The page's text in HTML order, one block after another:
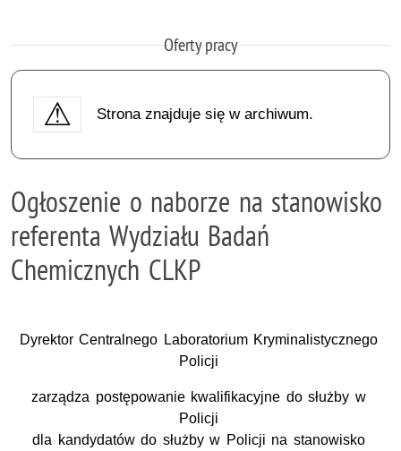
Oferty pracy
Strona znajduje się w archiwum.
Ogłoszenie o naborze na stanowisko
referenta Wydziału Badań
Chemicznych CLKP
Dyrektor Centralnego Laboratorium Kryminalistycznego
Policji
zarządza postępowanie kwalifikacyjne do służby w
Policji
dla kandydatów do służby w Policji na stanowisko